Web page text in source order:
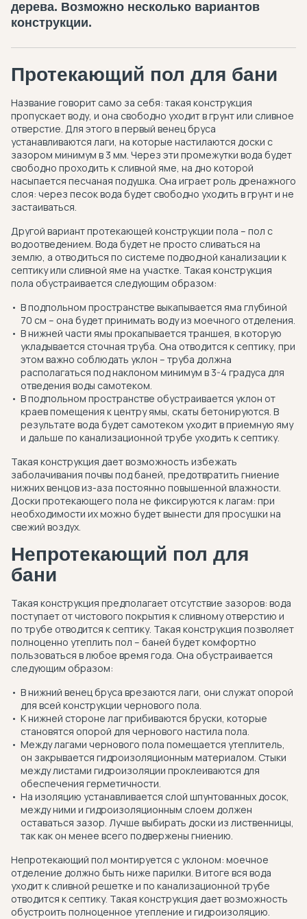
дерева. Возможно несколько вариантов
конструкции.
Протекающий пол для бани
Название говорит само за себя: такая конструкция
пропускает воду, и она свободно уходит в грунт или сливное
отверстие. Для этого в первый венец бруса
устанавливаются лаги, на которые настилаются доски с
зазором минимум в 3 мм. Через эти промежутки вода будет
свободно проходить к сливной яме, на дно которой
насыпается песчаная подушка. Она играет роль дренажного
слоя: через песок вода будет свободно уходить в грунт и не
застаиваться.
Другой вариант протекающей конструкции пола – пол с
водоотведением. Вода будет не просто сливаться на
землю, а отводиться по системе подводной канализации к
септику или сливной яме на участке. Такая конструкция
пола обустраивается следующим образом:
В подпольном пространстве выкапывается яма глубиной
70 см – она будет принимать воду из моечного отделения.
В нижней части ямы прокапывается траншея, в которую
укладывается сточная труба. Она отводится к септику, при
этом важно соблюдать уклон – труба должна
располагаться под наклоном минимум в 3-4 градуса для
отведения воды самотеком.
В подпольном пространстве обустраивается уклон от
краев помещения к центру ямы, скаты бетонируются. В
результате вода будет самотеком уходит в приемную яму
и дальше по канализационной трубе уходить к септику.
Такая конструкция дает возможность избежать
заболачивания почвы под баней, предотвратить гниение
нижних венцов из-аза постоянно повышенной влажности.
Доски протекающего пола не фиксируются к лагам: при
необходимости их можно будет вынести для просушки на
свежий воздух.
Непротекающий пол для
бани
Такая конструкция предполагает отсутствие зазоров: вода
поступает от чистового покрытия к сливному отверстию и
по трубе отводится к септику. Такая конструкция позволяет
полноценно утеплить пол – баней будет комфортно
пользоваться в любое время года. Она обустраивается
следующим образом:
В нижний венец бруса врезаются лаги, они служат опорой
для всей конструкции чернового пола.
К нижней стороне лаг прибиваются бруски, которые
становятся опорой для чернового настила пола.
Между лагами чернового пола помещается утеплитель,
он закрывается гидроизоляционным материалом. Стыки
между листами гидроизоляции проклеиваются для
обеспечения герметичности.
На изоляцию устанавливается слой шпунтованных досок,
между ними и гидроизоляционным слоем должен
оставаться зазор. Лучше выбирать доски из лиственницы,
так как он менее всего подвержены гниению.
Непротекающий пол монтируется с уклоном: моечное
отделение должно быть ниже парилки. В итоге вся вода
уходит к сливной решетке и по канализационной трубе
отводится к септику. Такая конструкция дает возможность
обустроить полноценное утепление и гидроизоляцию.